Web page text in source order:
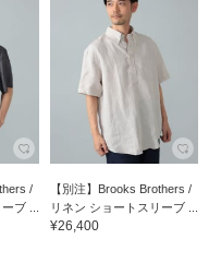
/
ブ ...
【別注】Brooks Brothers /
リネン ショートスリーブ ...
¥26,400